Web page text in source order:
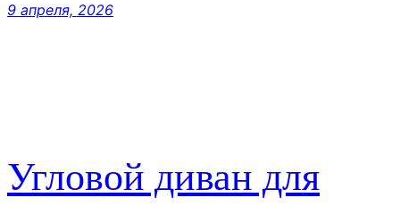
9 апреля, 2026
Угловой диван для